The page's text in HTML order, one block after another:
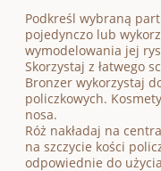
Podkreśl wybraną
pojedynczo lub
wymodelowania jej
Skorzystaj z łatwego
Bronzer wykorzystaj
policzkowych.
nosa.
Róż nakładaj na
na szczycie kości
odpowiednie do